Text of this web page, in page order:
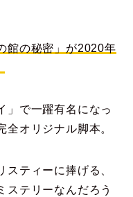
館の秘密」が2020年
」で一躍有名になっ
オリジナル脚本。
スティーに捧げる、
ステリーなんだろう